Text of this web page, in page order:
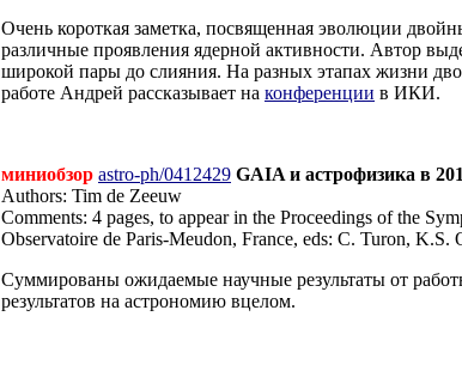
Очень короткая заметка, посвященная эволюции
различные проявления ядерной активности. Автор
широкой пары до слияния. На разных этапах жизни
работе Андрей рассказывает на конференции в ИКИ.
миниобзор astro-ph/0412429 GAIA и астрофизика в
Authors: Tim de Zeeuw
Comments: 4 pages, to appear in the Proceedings of the
Observatoire de Paris-Meudon, France, eds: C. Turon,
Суммированы ожидаемые научные результаты от
результатов на астрономию вцелом.